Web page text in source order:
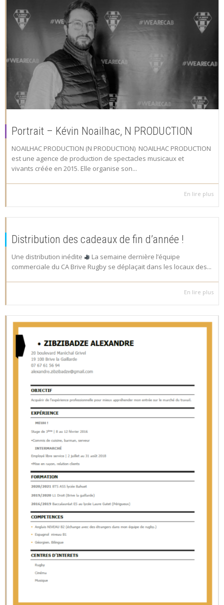
Portrait – Kévin Noailhac, N PRODUCTION
NOAILHAC PRODUCTION (N PRODUCTION) NOAILHAC PRODUCTION
est une agence de production de spectacles musicaux et
vivants créée en 2015. Elle organise son...
En lire plus
Distribution des cadeaux de fin d’année !
Une distribution inédite
La semaine dernière l’équipe
commerciale du CA Brive Rugby se déplaçait dans les locaux des...
En lire plus